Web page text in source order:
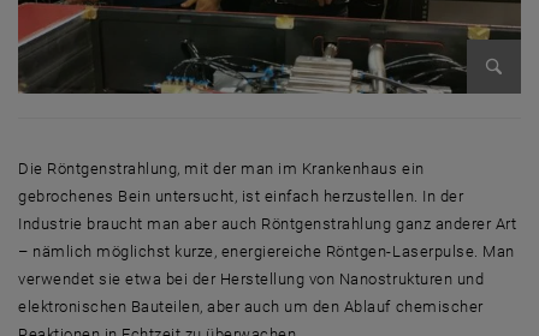
Die Röntgenstrahlung, mit der man im Krankenhaus ein
gebrochenes Bein untersucht, ist einfach herzustellen. In der
Industrie braucht man aber auch Röntgenstrahlung ganz anderer Art
– nämlich möglichst kurze, energiereiche Röntgen-Laserpulse. Man
verwendet sie etwa bei der Herstellung von Nanostrukturen und
elektronischen Bauteilen, aber auch um den Ablauf chemischer